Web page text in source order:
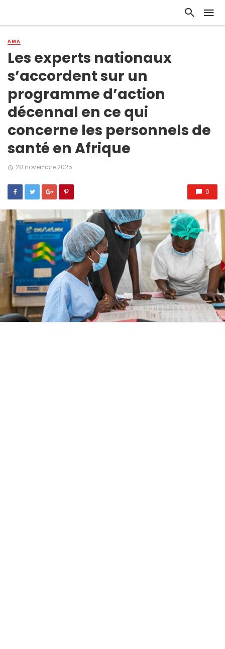
AMA
Les experts nationaux
s’accordent sur un
programme d’action
décennal en ce qui
concerne les personnels de
santé en Afrique
28 novembre 2025
0